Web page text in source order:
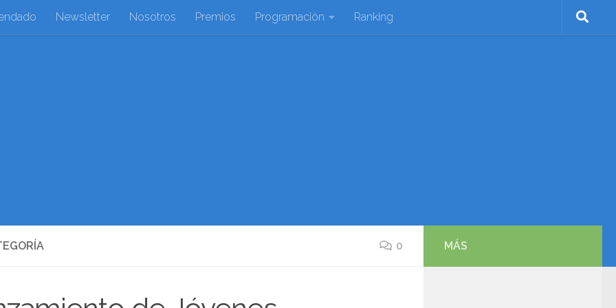
Newsletter Nosotros Premios Programación Ranking
0 MÁS